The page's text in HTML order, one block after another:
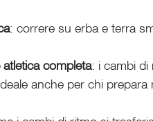
: correre su erba e terra
completa: i cambi di
anche per chi